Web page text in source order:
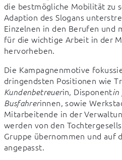
die bestmögliche Mobilität zu
Adaption des Slogans
Einzelnen in den Berufen und
für die wichtige Arbeit in der
hervorheben.
Die Kampagnenmotive
dringendsten Positionen wie
Kundenbetreuerin, Disponentin
Busfahrerinnen, sowie
Mitarbeitende in der
werden von den
Gruppe übernommen und auf
angepasst.